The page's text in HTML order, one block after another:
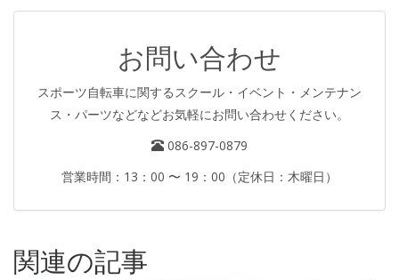
お問い合わせ
スポーツ自転車に関するスクール・イベント・メンテナン
ス・パーツなどなどお気軽にお問い合わせください。
086-897-0879
営業時間：13：00 〜 19：00（定休日：木曜日）
関連の記事